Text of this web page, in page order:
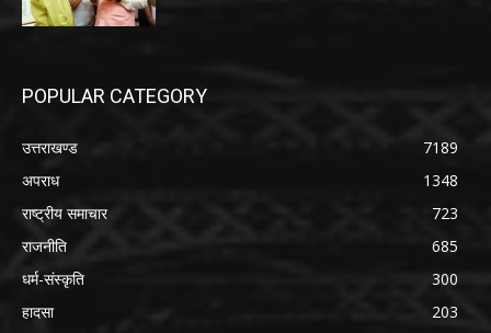
POPULAR CATEGORY
उत्तराखण्ड
7189
अपराध
1348
राष्ट्रीय समाचार
723
राजनीति
685
धर्म-संस्कृति
300
हादसा
203